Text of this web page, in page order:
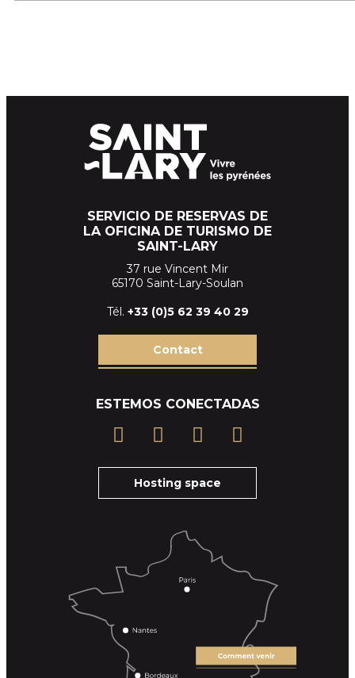
SERVICIO DE RESERVAS DE
LA OFICINA DE TURISMO DE
SAINT-LARY
37 rue Vincent Mir
65170 Saint-Lary-Soulan
Tél. +33 (0)5 62 39 40 29
Contact
ESTEMOS CONECTADAS
Hosting space